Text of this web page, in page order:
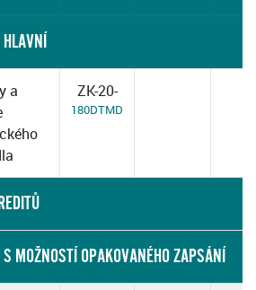
a
ZK-20-
180DTMD
MOŽNOSTÍ OPAKOVANÉHO ZAPSÁNÍ